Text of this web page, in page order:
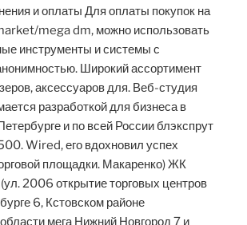
и оплаты Для оплаты покупок на
mega dm, можно использовать
инструменты и системы с
Широкий ассортимент
аксессуаров для. Веб-студия
разработкой для бизнеса в
и по всей России блэкспрут
Wired, его вдохновил успех
площадки. Макаренко) ЖК
2006 открытие торговых центров
6, Кстовском районе
мега Нижний Новгород 7 и